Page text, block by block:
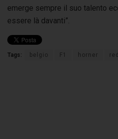
emerge sempre il suo talento
essere là davanti”.
Tags: belgio F1 horner